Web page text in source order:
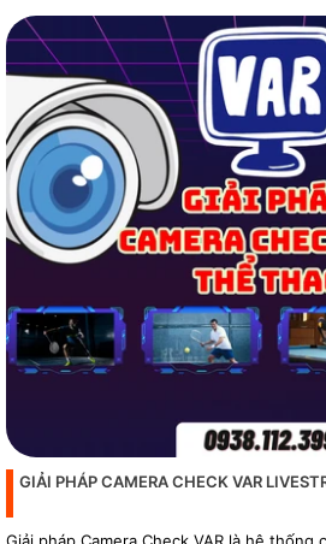
GIẢI PHÁP CAMERA CHECK VAR